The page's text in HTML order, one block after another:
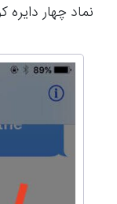
نماد چهار